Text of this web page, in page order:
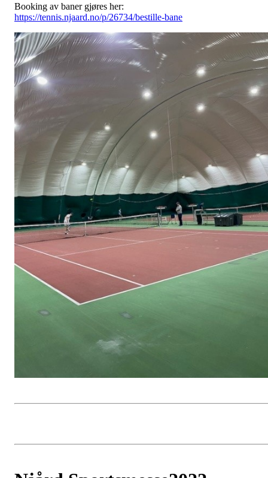
Booking av baner gjøres her:
https://tennis.njaard.no/p/26734/bestille-bane